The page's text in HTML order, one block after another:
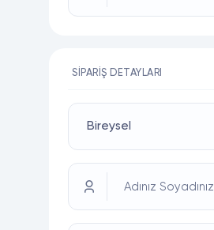
SIPARIŞ DETAYLARI
Adınız Soyadınız